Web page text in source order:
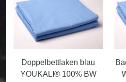
Doppelbettlaken blau
YOUKALI® 100% BW